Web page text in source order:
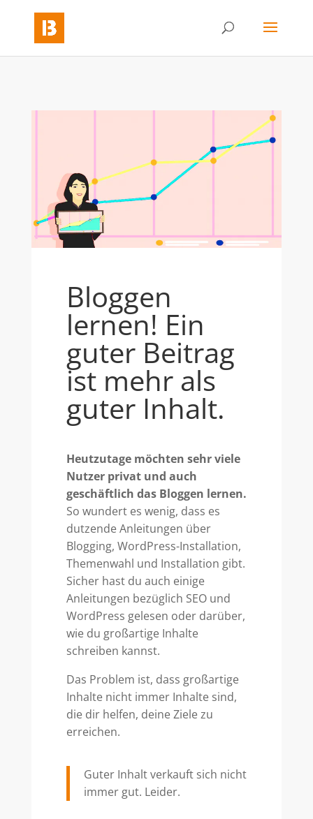
Bloggen
lernen! Ein
guter Beitrag
ist mehr als
guter Inhalt.
Heutzutage möchten sehr viele
Nutzer privat und auch
geschäftlich das Bloggen lernen.
So wundert es wenig, dass es
dutzende Anleitungen über
Blogging, WordPress-Installation,
Themenwahl und Installation gibt.
Sicher hast du auch einige
Anleitungen bezüglich SEO und
WordPress gelesen oder darüber,
wie du großartige Inhalte
schreiben kannst.
Das Problem ist, dass großartige
Inhalte nicht immer Inhalte sind,
die dir helfen, deine Ziele zu
erreichen.
Guter Inhalt verkauft sich nicht
immer gut. Leider.